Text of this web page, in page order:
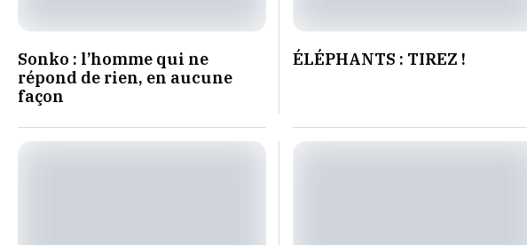
Sonko : l’homme qui ne
répond de rien, en aucune
façon
ÉLÉPHANTS : TIREZ !